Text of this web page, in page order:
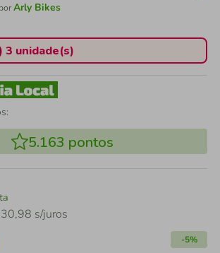
Arly Bikes
3 unidade(s)
5.163 pontos
30,98 s/juros
-5%